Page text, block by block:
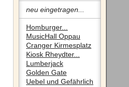
neu eingetragen...
Homburger...
MusicHall Oppau
Cranger Kirmesplatz
Kiosk Rheydter...
Lumberjack
Golden Gate
Uebel und Gefährlich